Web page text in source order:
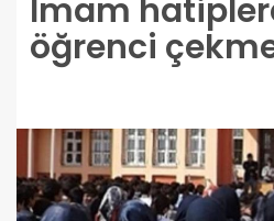
İmam
öğrenci